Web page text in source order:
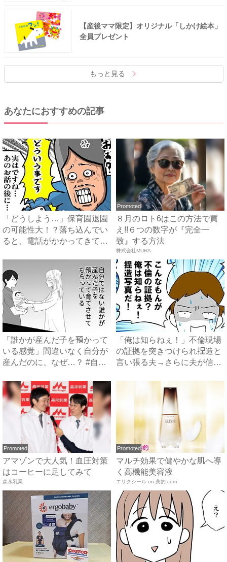
【産後ママ限定】オリジナル「しかけ絵本」
全員プレゼント
もっと見る
あなたにおすすめの記事
「どうしよう…」保育園退園
の可能性大！？落ち込んでい
ると、電話がかかってきて…
Promoted
８月のロト6はこの方法で買
え!!６つの数字が『完全一
致』する方法
株式会社MURA
「誰かが産んだ子を預かって
いる感覚」間違いなく自分が
産んだのに、なぜ…？ #自
「俺は知らねぇ！」不倫現場
の証拠を突きつけられ捏造と
言い張る夫→さらに夫が信じ
Promoted
アマゾンで大人気！血圧対策
はコーヒーに足してみて
森永乳業
Promoted
マルチ効果で健やかな肌へ導
く高機能美容液
エリクシール on 美的.com